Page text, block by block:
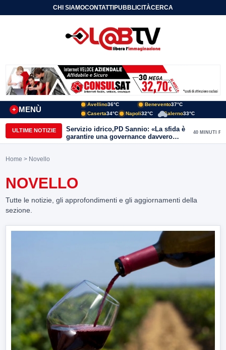
CHI SIAMOCONTATTIPUBBLICITÀCERCA
MENÙ
+
Avellino36°C Benevento37°C
Caserta34°C Napoli32°C Salerno33°C
ULTIME NOTIZIE
Servizio idrico,PD Sannio: «La sfida è
garantire una governance davvero
pubblica»
40 MINUTI FA
Home > Novello
NOVELLO
Tutte le notizie, gli approfondimenti e gli aggiornamenti della
sezione.